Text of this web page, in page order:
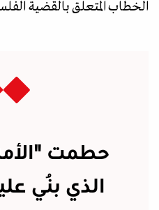
الخطاب المتعلق بالقضية
حطمت
الذي بُني